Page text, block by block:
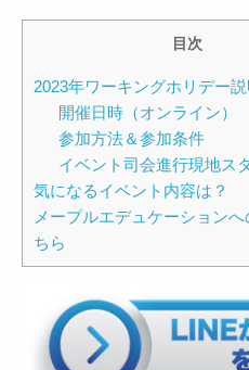
目次
2023年ワーキングホリデー
開催日時（オンライン）
参加方法＆参加条件
イベント司会進行現地ス
気になるイベント内容は？
メープルエデュケーションへ
ちら